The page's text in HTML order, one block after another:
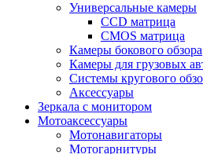
Универсальные камеры
CCD матрица
CMOS матрица
Камеры бокового обзора
Камеры для грузовых
Системы кругового
Аксессуары
Зеркала с монитором
Мотоаксессуары
Мотонавигаторы
Мотогарнитуры